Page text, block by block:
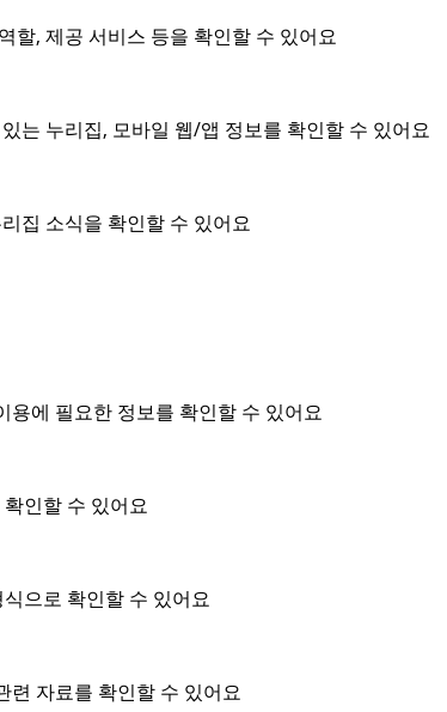
할, 제공 서비스 등을 확인할 수 있어요
는 누리집, 모바일 웹/앱 정보를 확인할 수 있어요
집 소식을 확인할 수 있어요
용에 필요한 정보를 확인할 수 있어요
인할 수 있어요
으로 확인할 수 있어요
련 자료를 확인할 수 있어요